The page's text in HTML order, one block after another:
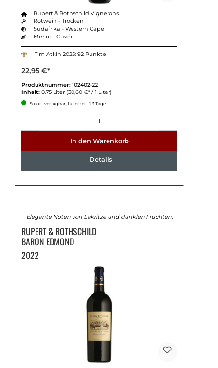
Rupert & Rothschild Vignerons
Rotwein - Trocken
Südafrika - Western Cape
Merlot - Cuvée
Tim Atkin 2025: 92 Punkte
22,95 €*
Produktnummer: 102402-22
Inhalt: 0.75 Liter (30,60 €* / 1 Liter)
Sofort verfügbar, Lieferzeit: 1-3 Tage
In den Warenkorb
Details
Elegante Noten von Lakritze und dunklen Früchten.
RUPERT & ROTHSCHILD
BARON EDMOND
2022